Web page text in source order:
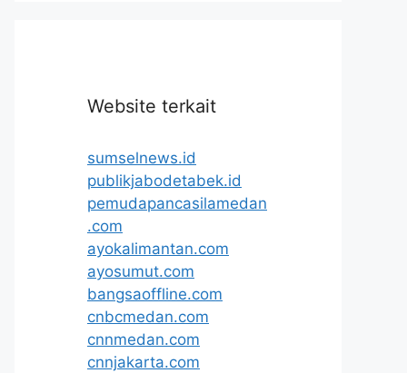
Website terkait
sumselnews.id
publikjabodetabek.id
pemudapancasilamedan
.com
ayokalimantan.com
ayosumut.com
bangsaoffline.com
cnbcmedan.com
cnnmedan.com
cnnjakarta.com